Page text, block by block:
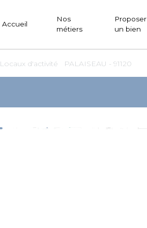
Accueil
Nos
métiers
Proposer
un bien
Locaux d'activité PALAISEAU - 91120